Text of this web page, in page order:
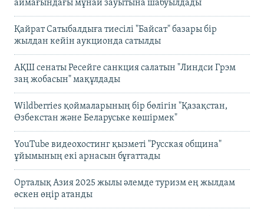
аймағындағы мұнай зауытына шабуылдады
Қайрат Сатыбалдыға тиесілі "Байсат" базары бір
жылдан кейін аукционда сатылды
АҚШ сенаты Ресейге санкция салатын "Линдси Грэм
заң жобасын" мақұлдады
Wildberries қоймаларының бір бөлігін "Қазақстан,
Өзбекстан және Беларуське көшірмек"
YouTube видеохостинг қызметі "Русская община"
ұйымының екі арнасын бұғаттады
Орталық Азия 2025 жылы әлемде туризм ең жылдам
өскен өңір атанды